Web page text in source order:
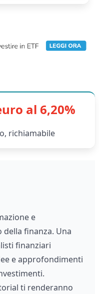
al 6,20%
richiamabile
e
finanza. Una
finanziari
e approfondimenti
ti renderanno